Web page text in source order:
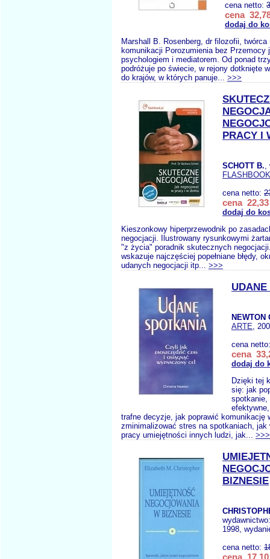
cena netto:
cena
dodaj do
Marshall B. Rosenberg, dr filozofii, twórca
komunikacji Porozumienia bez Przemocy
psychologiem i mediatorem. Od ponad
podróżuje po świecie, w rejony dotknięte
do krajów, w których panuje... >>>
PRACY I
SCHOTT B.,
FLASHBOOK
cena netto:
cena 22,33
dodaj do
Kieszonkowy hiperprzewodnik po
negocjacji. Ilustrowany rysunkowymi
"z życia" poradnik skutecznych
wskazuje najczęściej popełniane błędy,
udanych negocjacji itp... >>>
NEWTON
ARTE,
cena
cena
dodaj do
Dzięki tej
się: jak
spotkanie,
trafne decyzje, jak poprawić komunikację
zminimalizować stres na spotkaniach,
pracy umiejętności innych ludzi, jak... >>>
BIZNESIE
1998,
cena netto:
cena 17,10